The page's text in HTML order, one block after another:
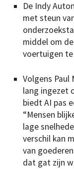
De Indy
met steun
middel om
voertuigen te
Volgens Paul
lang ingezet
biedt AI pas
“Mensen
lage
verschil kan
van
dat gat zijn